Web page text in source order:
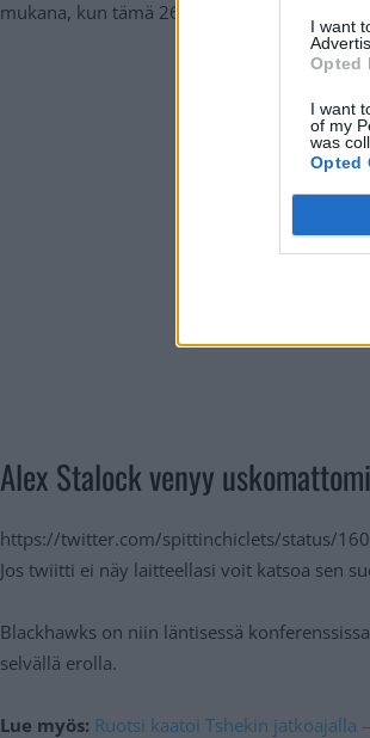
I want
Opted
I want
of my
was
Opted
mukana, kun tämä 26 kertaa kiekon tielle
Alex Stalock venyy
https://twitter.com/spittinchiclets/status/
Jos twiitti ei näy laitteellasi voit katsoa sen
Blackhawks on niin läntisessä
selvällä erolla.
Lue myös: Ruotsi kaatoi Tshekin jatkoajalla